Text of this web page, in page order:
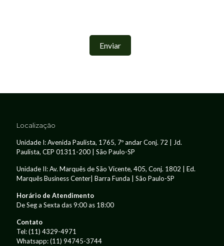
Localização
Unidade I: Avenida Paulista, 1765, 7º andar Conj. 72 | Jd.
Paulista, CEP 01311-200 | São Paulo-SP
Unidade II: Av. Marquês de São Vicente, 405, Conj. 1802 | Ed.
Marquês Business Center| Barra Funda | São Paulo-SP
Horário de Atendimento
De Seg a Sexta das 9:00 as 18:00
Contato
Tel:(11) 4329-4971
Whatsapp:(11) 94745-3744